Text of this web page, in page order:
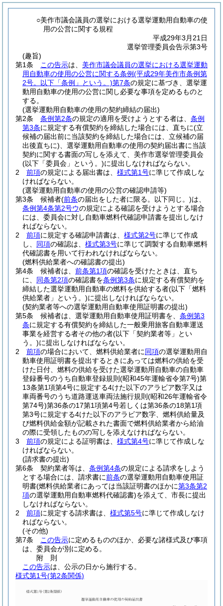
○美作市議会議員の選挙における選挙運動用自動車の使
用の公営に関する規程
平成29年3月21日
選挙管理委員会告示第3号
(趣旨)
第1条
この告示は、 美作市議会議員の選挙における選挙運動
用自動車の使用の公営に関する条例(平成29年美作市条例第
2号。以下「条例」という。)第7条の規定に基づき、選挙運
動用自動車の使用の公営に関し必要な事項を定めるものと
する。
(選挙運動用自動車の使用の契約締結の届出)
第2条
条例第2条の規定の適用を受けようとする者は、 条例
第3条に規定する有償契約を締結した場合には、直ちに(立
候補の届出前に当該契約を締結した場合には、立候補の届
出後直ちに) 、選挙運動用自動車の使用の契約届出書に当該
契約に関する書面の写しを添えて、美作市選挙管理委員会
(以下「委員会」という。)に提出しなければならない。
2
前項の規定による届出書は、 様式第1号に準じて作成しな
ければならない。
(選挙運動用自動車の使用の公営の確認申請等)
第3条
候補者(前条の届出をした者に限る。以下同じ。)は、
条例第4条第2号ウの規定による確認を受けようとする場合
には、委員会に対し自動車燃料代確認申請書を提出しなけ
ればならない。
2
前項に規定する確認申請書は、 様式第2号に準じて作成
し、 同項の確認は、 様式第3号に準じて調製する自動車燃料
代確認書を用いて行われなければならない。
(燃料供給業者への確認書の提出)
第4条
候補者は、 前条第1項の確認を受けたときは、直ち
に、 同条第2項の確認書を条例第3条に規定する有償契約を
締結した選挙運動用自動車の燃料を供給する者(以下「燃料
供給業者」という。)に提出しなければならない。
(契約業者等への選挙運動用自動車使用証明書の提出)
第5条
候補者は、選挙運動用自動車使用証明書を、 条例第3
条に規定する有償契約を締結した一般乗用旅客自動車運送
事業を経営する者その他の者(以下「契約業者等」とい
う。)に提出しなければならない。
2
前項の場合において、燃料供給業者に同項の選挙運動用自
動車使用証明書を提出するときにあっては燃料の供給を受
けた日付、燃料の供給を受けた選挙運動用自動車の自動車
登録番号のうち自動車登録規則 (昭和45年運輸省令第7号)第
13条第1項第4号に規定する4けた以下のアラビア数字又は
車両番号のうち道路運送車両法施行規則 (昭和26年運輸省令
第74号)第36条の17第1項第4号若しくは第36条の18第1項
第3号に規定する4けた以下のアラビア数字、燃料供給量及
び燃料供給金額が記載された書面で燃料供給業者から給油
の際に受領したものの写しを添えなければならない。
3
前項の規定による証明書は、 様式第4号に準じて作成しな
ければならない。
(請求書の提出)
第6条
契約業者等は、 条例第4条の規定による請求をしよう
とする場合には、請求書に前条の選挙運動用自動車使用証
明書(燃料供給業者にあっては当該証明書のほかに第3条第2
項の選挙運動用自動車燃料代確認書)を添えて、市長に提出
しなければならない。
2
前項に規定する請求書は、 様式第5号に準じて作成しなけ
ればならない。
(その他)
第7条
この告示に定めるもののほか、必要な諸様式及び事項
は、委員会が別に定める。
附 則
この告示は、公示の日から施行する。
様式第1号(第2条関係)